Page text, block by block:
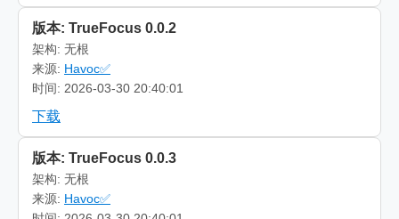
版本: TrueFocus 0.0.2
架构: 无根
来源: Havoc✅
时间: 2026-03-30 20:40:01
下载
版本: TrueFocus 0.0.3
架构: 无根
来源: Havoc✅